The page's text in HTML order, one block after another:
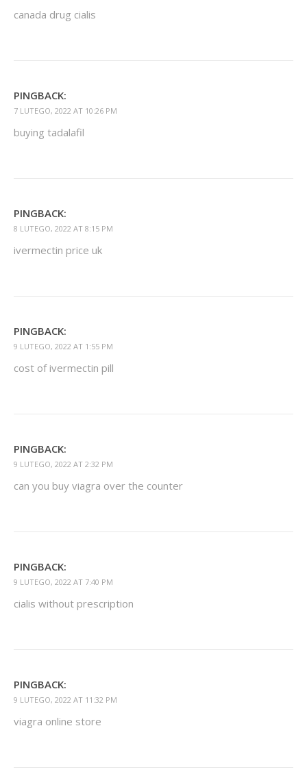
canada drug cialis
PINGBACK:
7 LUTEGO, 2022 AT 10:26 PM
buying tadalafil
PINGBACK:
8 LUTEGO, 2022 AT 8:15 PM
ivermectin price uk
PINGBACK:
9 LUTEGO, 2022 AT 1:55 PM
cost of ivermectin pill
PINGBACK:
9 LUTEGO, 2022 AT 2:32 PM
can you buy viagra over the counter
PINGBACK:
9 LUTEGO, 2022 AT 7:40 PM
cialis without prescription
PINGBACK:
9 LUTEGO, 2022 AT 11:32 PM
viagra online store